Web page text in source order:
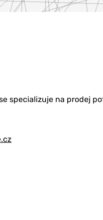
specializuje na prodej